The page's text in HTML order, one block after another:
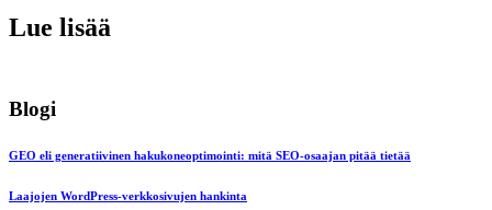
Lue lisää
Blogi
GEO eli generatiivinen hakukoneoptimointi: mitä SEO-osaajan pitää tietää
Laajojen WordPress-verkkosivujen hankinta